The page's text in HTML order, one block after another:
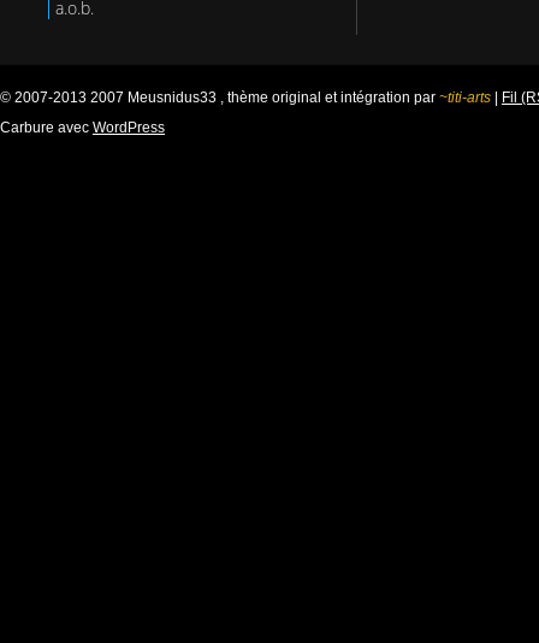
a.o.b.
© 2007-2013 2007 Meusnidus33 , thème original et intégration par ~titi-arts | Fil
Carbure avec WordPress